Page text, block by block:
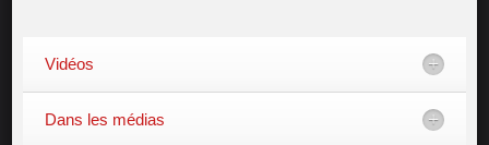
Vidéos
Dans les médias